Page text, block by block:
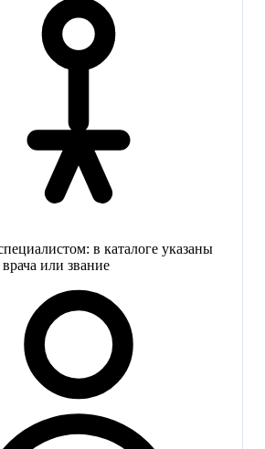
в каталоге указаны
врача или звание